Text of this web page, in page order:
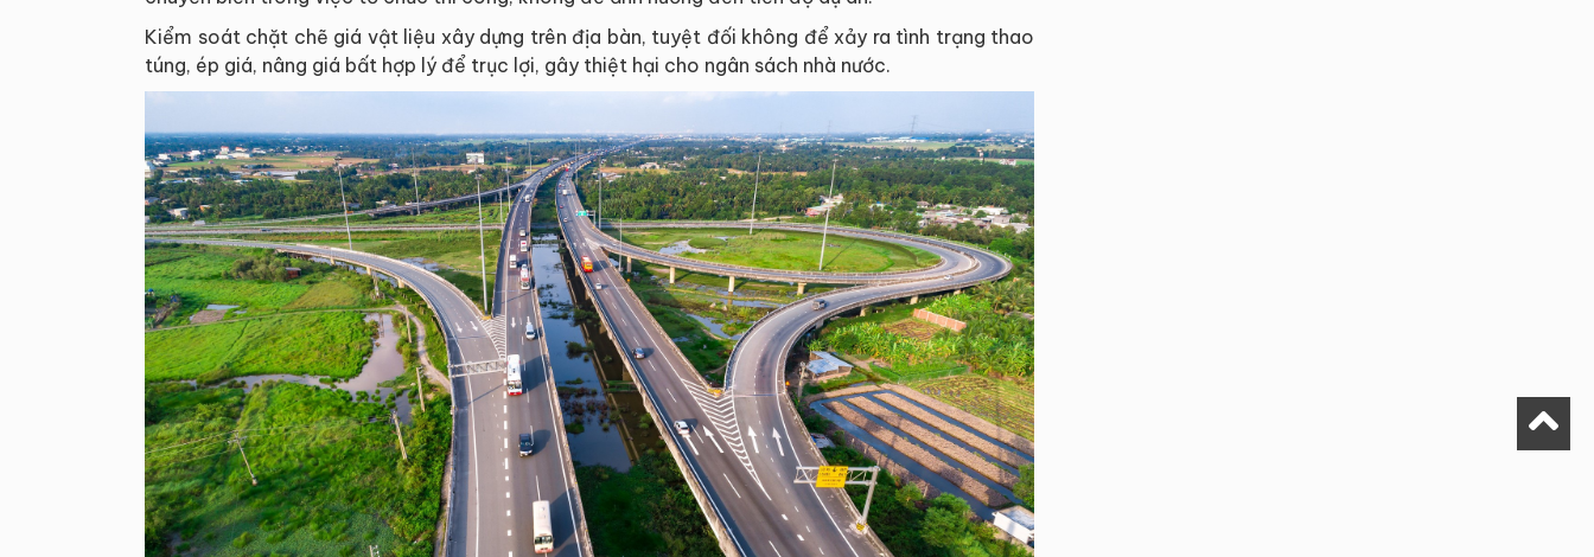
Kiểm soát chặt chẽ giá vật liệu xây dựng trên địa bàn, tuyệt đối không để xảy ra tình trạng thao
túng, ép giá, nâng giá bất hợp lý để trục lợi, gây thiệt hại cho ngân sách nhà nước.